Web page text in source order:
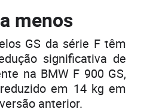
menos
GS da série F têm
significativa de
na BMW F 900 GS,
em 14 kg em
anterior.